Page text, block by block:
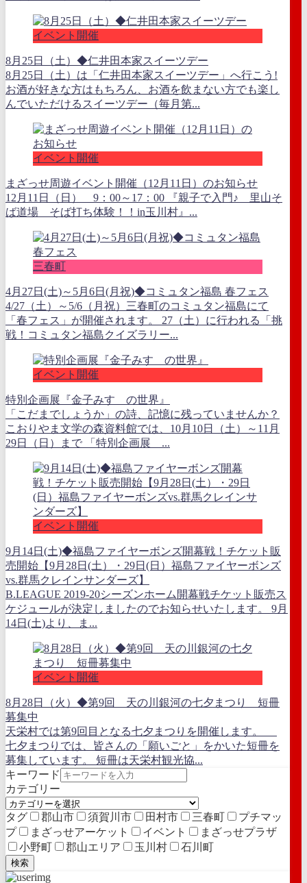
イベント開催
8月25日（土）◆仁井田本家スイーツデー
8月25日（土）は「仁井田本家スイーツデー」へ行こう!
お酒が好きな方はもちろん、お酒を飲まない方でも楽し
んでいただけるスイーツデー（毎月第...
イベント開催
まざっせ周遊イベント開催（12月11日）のお知らせ
12月11日（日） 9：00～17：00 『親子で入門♪ 里山そ
ば道場 そば打ち体験！！in玉川村』...
三春町
4月27日(土)～5月6日(月祝)◆コミュタン福島 春フェス
4/27（土）～5/6（月祝）三春町のコミュタン福島にて
「春フェス」が開催されます。 27（土）に行われる「挑
戦！コミュタン福島クイズラリー...
イベント開催
特別企画展『金子みすゞの世界』
「こだまでしょうか」の詩、記憶に残っていませんか？
こおりやま文学の森資料館では、10月10日（土）～11月
29日（日）まで 「特別企画展 ...
イベント開催
9月14日(土)◆福島ファイヤーボンズ開幕戦！チケット販
売開始【9月28日(土）・29日(日）福島ファイヤーボンズ
vs.群馬クレインサンダーズ】
B.LEAGUE 2019-20シーズンホーム開幕戦チケット販売ス
ケジュールが決定しましたのでお知らせいたします。 9月
14日(土)より、ま...
イベント開催
8月28日（火）◆第9回 天の川銀河の七夕まつり 短冊
募集中
天栄村では第9回目となる七夕まつりを開催します。
七夕まつりでは、皆さんの「願いごと」をかいた短冊を
募集しています。 短冊は天栄村観光協...
キーワード
カテゴリー
タグ 郡山市 須賀川市 田村市 三春町
プチマッ
プ
まざっせアーケット イベント
まざっせプラザ
小野町
郡山エリア 玉川村 石川町
検索